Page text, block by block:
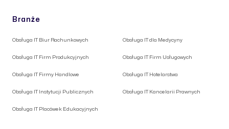
Branże
Obsługa IT Biur Rachunkowych Obsługa IT dla Medycyny
Obsługa IT Firm Produkcyjnych Obsługa IT Firm Usługowych
Obsługa IT Firmy Handlowe Obsługa IT Hotelarstwa
Obsługa IT Instytucji Publicznych Obsługa IT Kancelarii Prawnych
Obsługa IT Placówek Edukacyjnych